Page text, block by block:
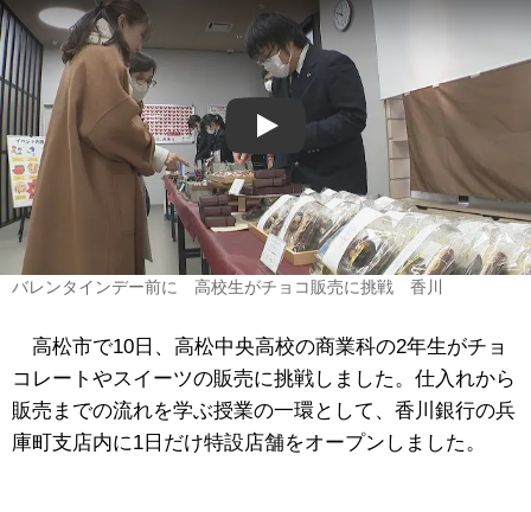
Play
バレンタインデー前に 高校生がチョコ販売に挑戦 香川
高松市で10日、高松中央高校の商業科の2年生がチョ
コレートやスイーツの販売に挑戦しました。仕入れから
販売までの流れを学ぶ授業の一環として、香川銀行の兵
庫町支店内に1日だけ特設店舗をオープンしました。